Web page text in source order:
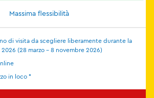
Massima flessibilità
di visita da scegliere liberamente durante la
(28 marzo - 8 novembre 2026)
in loco *